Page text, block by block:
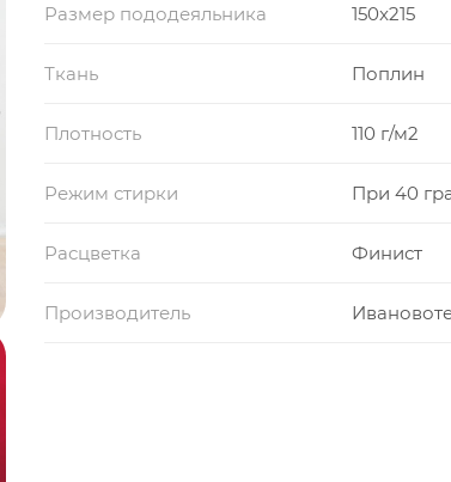
Размер пододеяльника 150x215
Ткань Поплин
Плотность 110 г/м2
Режим стирки При 40
Расцветка Финист
Производитель